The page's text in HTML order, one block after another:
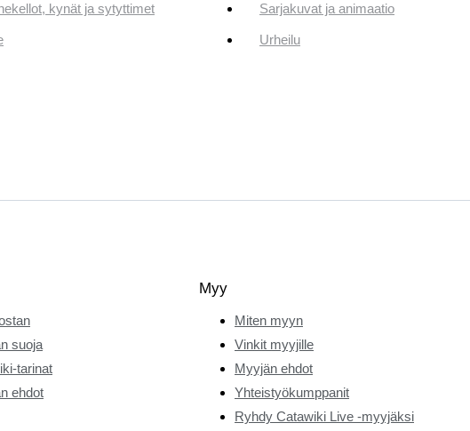
kynät ja sytyttimet Sarjakuvat ja animaatio
Urheilu
suoja
tarinat
ehdot
Myy
Miten myyn
Vinkit myyjille
Myyjän ehdot
Yhteistyökumppanit
Ryhdy Catawiki Live -myyjäksi